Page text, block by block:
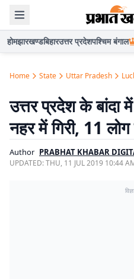
होमझारखण्डबिहारउत्तर प्रदेशपश्चिम बंगाल
Home State Uttar Pradesh
उत्तर प्रदेश के बांदा
नहर में गिरी, 11
Author PRABHAT KHABAR
UPDATED:THU, 11 JUL 2019 10:44